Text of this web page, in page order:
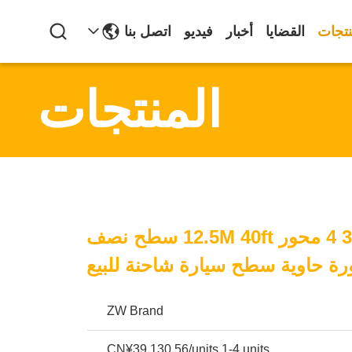
القضايا أخبار فيديو اتصل بنا
المنتجات
قابلة للتخصيص 3 4 محور 12.5M 40ft سطح نصف
حاوية سطح سيارة شاحنة للبيع
ZW Brand
CN¥39,130.56/units 1-4 units